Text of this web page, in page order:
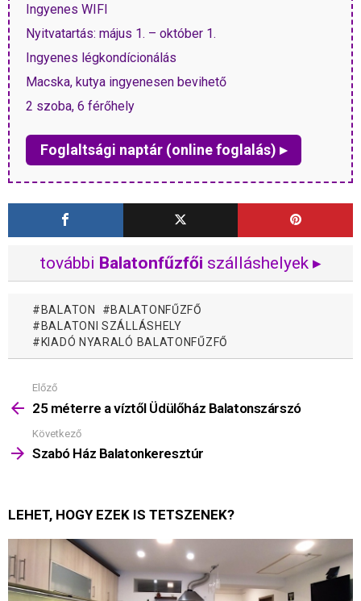
Ingyenes WIFI
Nyitvatartás: május 1. – október 1.
Ingyenes légkondícionálás
Macska, kutya ingyenesen bevihető
2 szoba, 6 férőhely
Foglaltsági naptár (online foglalás) ▸
további Balatonfűzfői szálláshelyek ▸
BALATON
BALATONFŰZFŐ
BALATONI SZÁLLÁSHELY
KIADÓ NYARALÓ BALATONFŰZFŐ
Mutass
többet
Előző
25 méterre a víztől Üdülőház Balatonszárszó
Következő
Szabó Ház Balatonkeresztúr
LEHET, HOGY EZEK IS TETSZENEK?